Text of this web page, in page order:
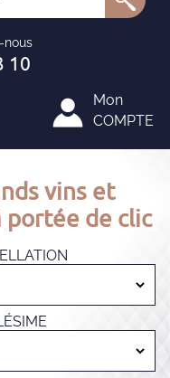
Mon
COMPTE
vins et
portée de clic